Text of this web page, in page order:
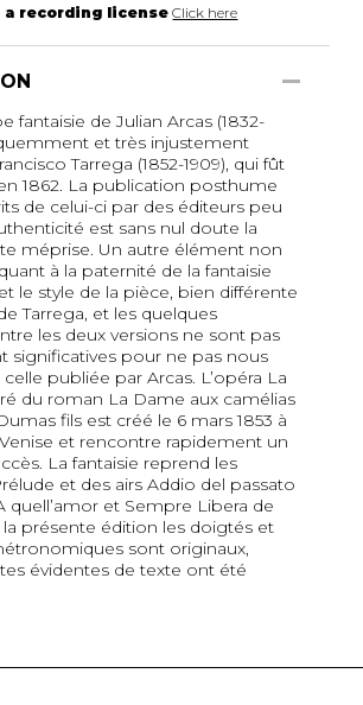
a recording license Click here
fantaisie de Julian Arcas (1832-
et très injustement
Tarrega (1852-1909), qui fût
1862. La publication posthume
de celui-ci par des éditeurs peu
est sans nul doute la
méprise. Un autre élément non
à la paternité de la fantaisie
le style de la pièce, bien différente
Tarrega, et les quelques
les deux versions ne sont pas
significatives pour ne pas nous
publiée par Arcas. L’opéra La
du roman La Dame aux camélias
fils est créé le 6 mars 1853 à
et rencontre rapidement un
La fantaisie reprend les
et des airs Addio del passato
quell’amor et Sempre Libera de
la présente édition les doigtés et
sont originaux,
évidentes de texte ont été